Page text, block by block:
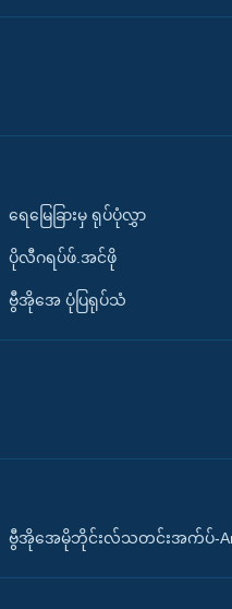
ရေမြေခြားမှ ရုပ်ပုံလွှာ
ပိုလီဂရပ်ဖ်.အင်ဖို
ဗွီအိုအေ ပုံပြရုပ်သံ
ဗွီအိုအေမိုဘိုင်းလ်သတင်းအက်ပ်-